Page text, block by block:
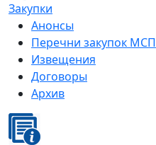
Закупки
Анонсы
Перечни закупок МСП
Извещения
Договоры
Архив